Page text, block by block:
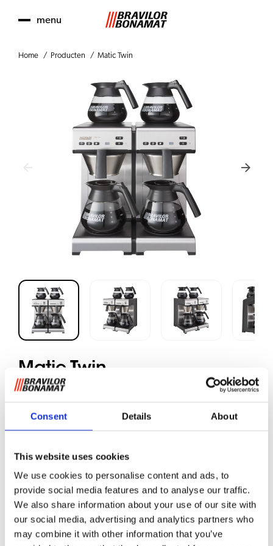
Consent Details About
This website uses cookies
We use cookies to personalise content and ads, to
provide social media features and to analyse our traffic.
We also share information about your use of our site with
our social media, advertising and analytics partners who
may combine it with other information that you’ve
menu
Home Producten Matic Twin
Matic Twin
Gemalen koffie
dubbel zetsysteem; u zet gelijktijdig twee kannen verse
koffie. Dankzij de vier warmhoudplaten kunt u vier kannen
koffie warm en vers houden; handig voor drukke
momenten in een lunchroom, bij een school of instelling.
Dit professionele filterkoffieapparaat staat voor eenvoud,
kwaliteit en duurzaamheid.